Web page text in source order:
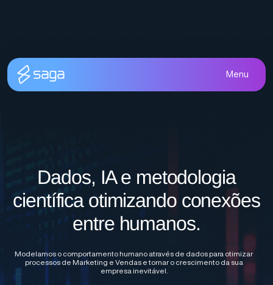
Menu
Dados, IA e metodologia
científica otimizando conexões
entre humanos.
Modelamos o comportamento humano através de dados para otimizar
processos de Marketing e Vendas e tornar o crescimento da sua
empresa inevitável.